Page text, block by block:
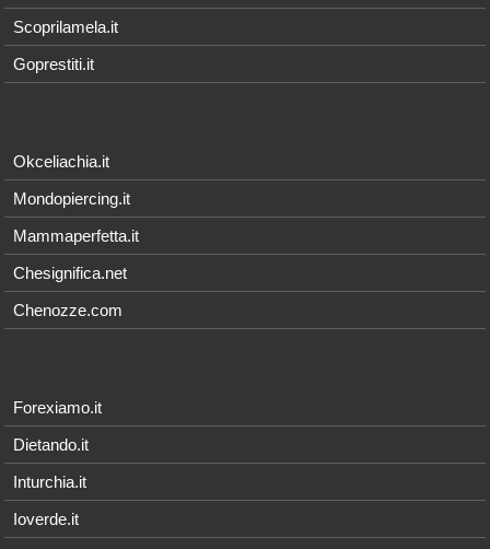
Scoprilamela.it
Goprestiti.it
Okceliachia.it
Mondopiercing.it
Mammaperfetta.it
Chesignifica.net
Chenozze.com
Forexiamo.it
Dietando.it
Inturchia.it
Ioverde.it